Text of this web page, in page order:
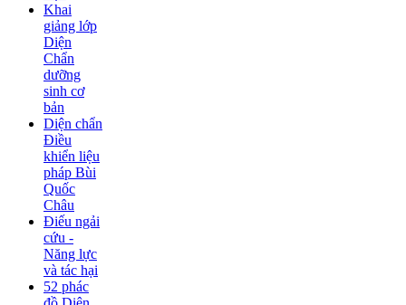
Khai
giảng lớp
Diện
Chẩn
dưỡng
sinh cơ
bản
Diện chẩn
Điều
khiển liệu
pháp Bùi
Quốc
Châu
Điếu ngải
cứu -
Năng lực
và tác hại
52 phác